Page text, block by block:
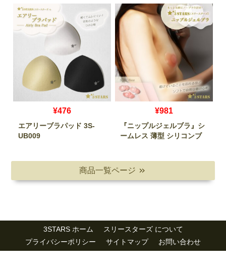
¥476
エアリーブラパッド 3S-
UB009
¥981
『ニップルジェルブラ』シ
ームレス 薄型 シリコンブ
商品一覧ページ ＞＞
3STARS ホーム
スリースターズ について
プライバシーポリシー
サイトマップ お問い合わせ